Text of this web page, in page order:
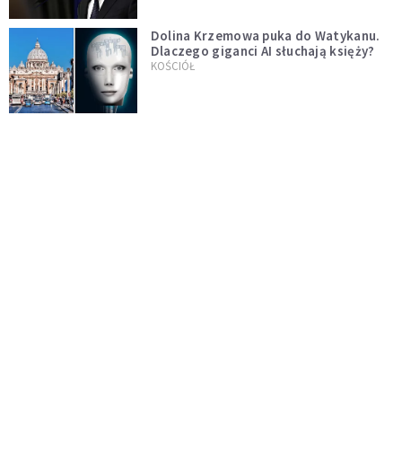
Dolina Krzemowa puka do Watykanu.
Dlaczego giganci AI słuchają księży?
KOŚCIÓŁ